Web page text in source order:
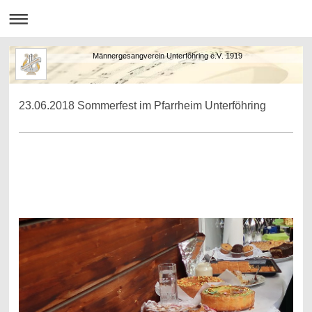
Männergesangverein Unterföhring e.V. 1919
23.06.2018 Sommerfest im Pfarrheim Unterföhring